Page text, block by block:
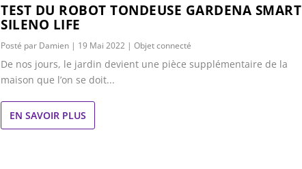
TEST DU ROBOT TONDEUSE GARDENA SMART
SILENO LIFE
Posté par Damien | 19 Mai 2022 |Objet connecté
De nos jours, le jardin devient une pièce supplémentaire de la
maison que l’on se doit...
EN SAVOIR PLUS